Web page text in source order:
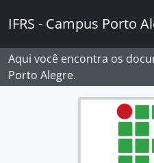
IFRS - Campus Porto
Aqui você encontra os
Porto Alegre.